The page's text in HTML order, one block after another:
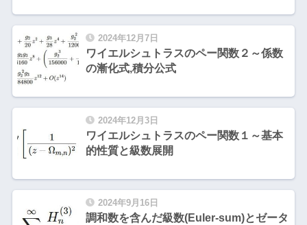
2024年12月7日
ワイエルシュトラスのペー関数２～係数
の漸化式,積分公式
2024年12月3日
ワイエルシュトラスのペー関数１～基本
的性質と級数展開
2024年9月16日
調和数を含んだ級数(Euler-sum)とゼータ